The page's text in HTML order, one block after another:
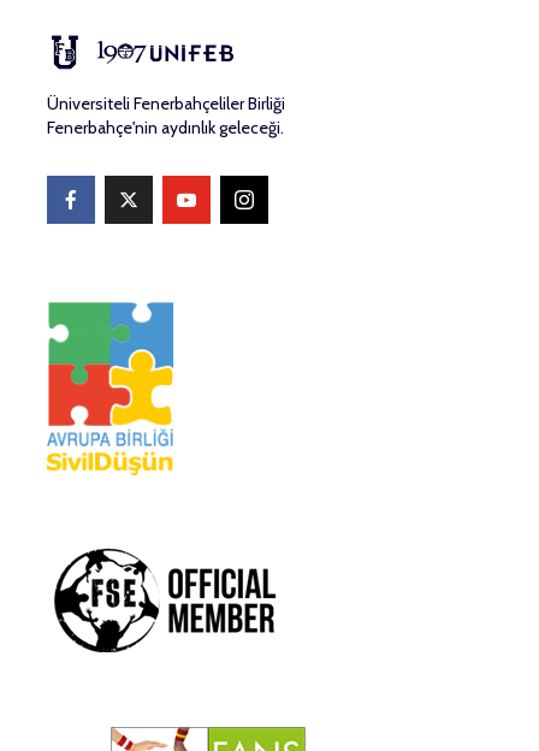
Üniversiteli Fenerbahçeliler Birliği
Fenerbahçe'nin aydınlık geleceği.